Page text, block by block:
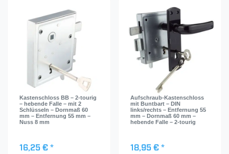
Kastenschloss BB – 2-tourig
– hebende Falle – mit 2
Schlüsseln – Dornmaß 60
mm – Entfernung 55 mm –
Nuss 8 mm
16,25 € *
Aufschraub-Kastenschloss
mit Buntbart – DIN
links/rechts – Entfernung 55
mm – Dornmaß 60 mm –
hebende Falle – 2-tourig
18,95 € *